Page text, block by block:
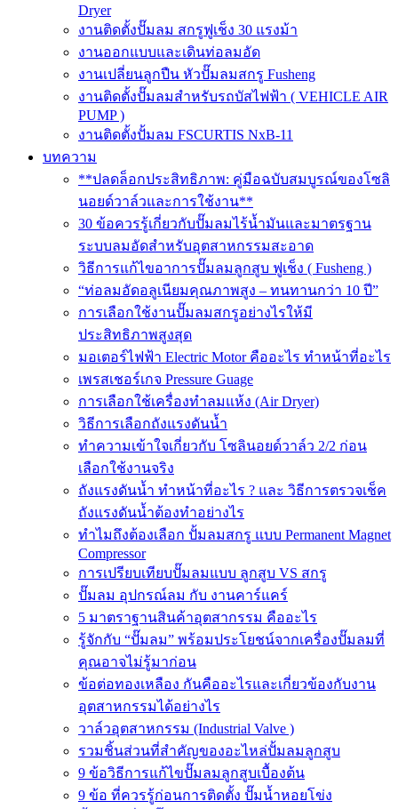
Dryer
งานติดตั้งปั๊มลม สกรูฟูเช็ง 30 แรงม้า
งานออกแบบและเดินท่อลมอัด
งานเปลี่ยนลูกปืน หัวปั๊มลมสกรู Fusheng
งานติดตั้งปั๊มลมสำหรับรถบัสไฟฟ้า ( VEHICLE AIR
PUMP )
งานติดตั้งปั้มลม FSCURTIS NxB-11
บทความ
**ปลดล็อกประสิทธิภาพ: คู่มือฉบับสมบูรณ์ของโซลิ
นอยด์วาล์วและการใช้งาน**
30 ข้อควรรู้เกี่ยวกับปั๊มลมไร้น้ำมันและมาตรฐาน
ระบบลมอัดสำหรับอุตสาหกรรมสะอาด
วิธีการแก้ไขอาการปั๊มลมลูกสูบ ฟูเช็ง ( Fusheng )
“ท่อลมอัดอลูเนียมคุณภาพสูง – ทนทานกว่า 10 ปี”
การเลือกใช้งานปั๊มลมสกรูอย่างไรให้มี
ประสิทธิภาพสูงสุด
มอเตอร์ไฟฟ้า Electric Motor คืออะไร ทำหน้าที่อะไร
เพรสเชอร์เกจ Pressure Guage
การเลือกใช้เครื่องทำลมแห้ง (Air Dryer)
วิธีการเลือกถังแรงดันน้ำ
ทำความเข้าใจเกี่ยวกับ โซลินอยด์วาล์ว 2/2 ก่อน
เลือกใช้งานจริง
ถังแรงดันน้ำ ทำหน้าที่อะไร ? และ วิธีการตรวจเช็ค
ถังแรงดันน้ำต้องทำอย่างไร
ทำไมถึงต้องเลือก ปั้มลมสกรู แบบ Permanent Magnet
Compressor
การเปรียบเทียบปั๊มลมแบบ ลูกสูบ VS สกรู
ปั๊มลม อุปกรณ์ลม กับ งานคาร์แคร์
5 มาตราฐานสินค้าอุตสากรรม คืออะไร
รู้จักกับ “ปั๊มลม” พร้อมประโยชน์จากเครื่องปั๊มลมที่
คุณอาจไม่รู้มาก่อน
ข้อต่อทองเหลือง กันคืออะไรและเกี่ยวข้องกับงาน
อุตสาหกรรมได้อย่างไร
วาล์วอุตสาหกรรม (Industrial Valve )
รวมชิ้นส่วนที่สำคัญของอะไหล่ปั้มลมลูกสูบ
9 ข้อวิธีการแก้ไขปั๊มลมลูกสูบเบื้องต้น
9 ข้อ ที่ควรรู้ก่อนการติดตั้ง ปั๊มน้ำหอยโข่ง